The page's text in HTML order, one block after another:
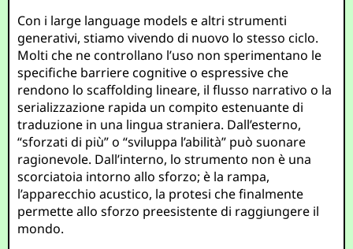
Con i large language models e altri strumenti
generativi, stiamo vivendo di nuovo lo stesso ciclo.
Molti che ne controllano l’uso non sperimentano le
specifiche barriere cognitive o espressive che
rendono lo scaffolding lineare, il flusso narrativo o la
serializzazione rapida un compito estenuante di
traduzione in una lingua straniera. Dall’esterno,
“sforzati di più” o “sviluppa l’abilità” può suonare
ragionevole. Dall’interno, lo strumento non è una
scorciatoia intorno allo sforzo; è la rampa,
l’apparecchio acustico, la protesi che finalmente
permette allo sforzo preesistente di raggiungere il
mondo.